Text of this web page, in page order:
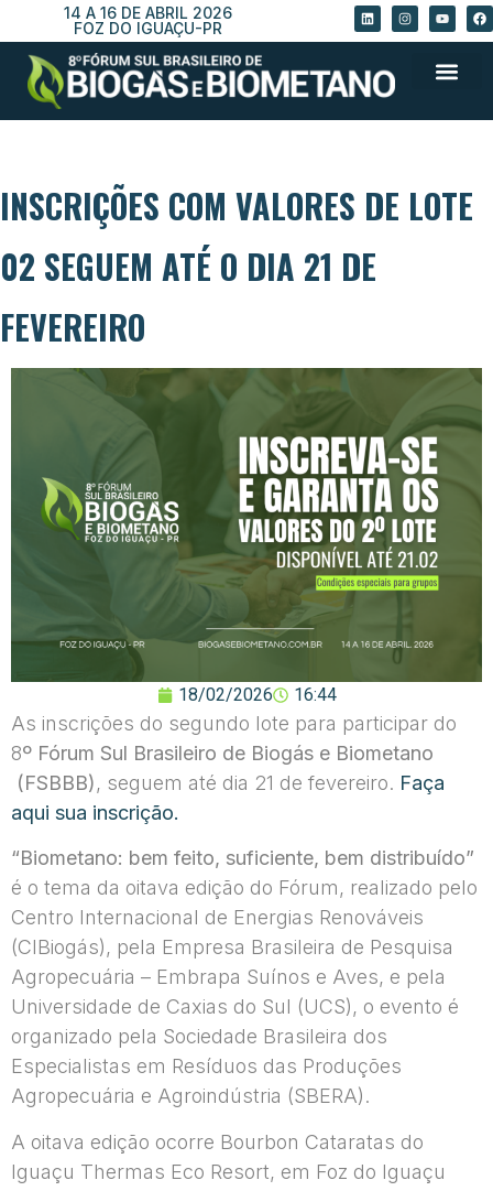
14 A 16 DE ABRIL 2026
FOZ DO IGUAÇU-PR
INSCRIÇÕES COM VALORES DE LOTE
02 SEGUEM ATÉ O DIA 21 DE
FEVEREIRO
18/02/2026 16:44
As inscrições do segundo lote para participar do
8º Fórum Sul Brasileiro de Biogás e Biometano
(FSBBB), seguem até dia 21 de fevereiro. Faça
aqui sua inscrição.
“Biometano: bem feito, suficiente, bem distribuído”
é o tema da oitava edição do Fórum, realizado pelo
Centro Internacional de Energias Renováveis
(CIBiogás), pela Empresa Brasileira de Pesquisa
Agropecuária – Embrapa Suínos e Aves, e pela
Universidade de Caxias do Sul (UCS), o evento é
organizado pela Sociedade Brasileira dos
Especialistas em Resíduos das Produções
Agropecuária e Agroindústria (SBERA).
A oitava edição ocorre Bourbon Cataratas do
Iguaçu Thermas Eco Resort, em Foz do Iguaçu